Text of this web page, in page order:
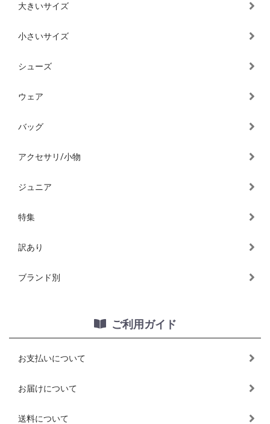
大きいサイズ
小さいサイズ
シューズ
ウェア
バッグ
アクセサリ/小物
ジュニア
特集
訳あり
ブランド別
ご利用ガイド
お支払いについて
お届けについて
送料について